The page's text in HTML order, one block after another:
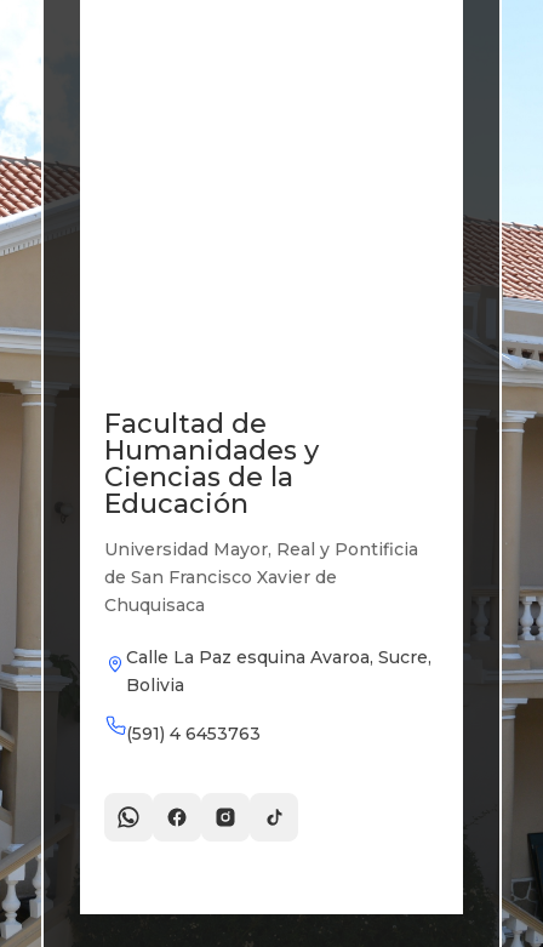
Facultad de
Humanidades y
Ciencias de la
Educación
Universidad Mayor, Real y Pontificia
de San Francisco Xavier de
Chuquisaca
Calle La Paz esquina Avaroa, Sucre,
Bolivia
(591) 4 6453763